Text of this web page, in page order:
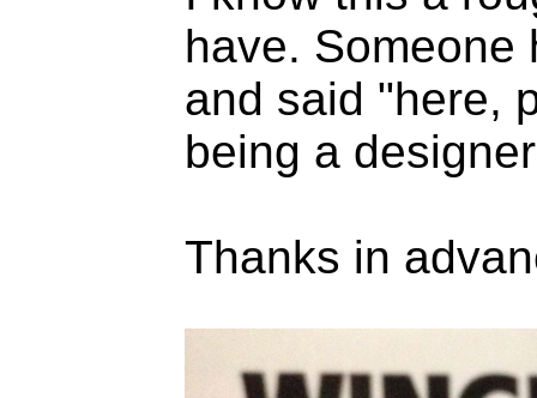
have. Someone
and said "here,
being a
Thanks in